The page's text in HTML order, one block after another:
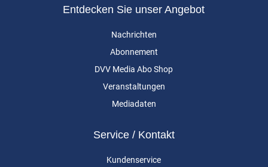
Entdecken Sie unser Angebot
Nachrichten
Abonnement
DVV Media Abo Shop
Veranstaltungen
Mediadaten
Service / Kontakt
Kundenservice